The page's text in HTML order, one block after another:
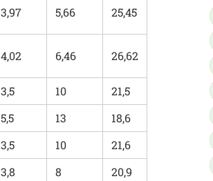
3,97 5,66 25,45
4,02 6,46 26,62
3,5 10
21,5
5,5 13
18,6
3,5 10
21,6
3,8 8
20,9